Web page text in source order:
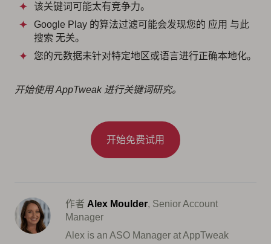
该关键词可能太有竞争力。
Google Play 的算法过滤可能会发现您的 应用 与此
搜索 无关。
您的元数据未针对特定地区或语言进行正确本地化。
开始使用 AppTweak 进行关键词研究。
开始免费试用
作者 Alex Moulder, Senior Account
Manager
Alex is an ASO Manager at AppTweak